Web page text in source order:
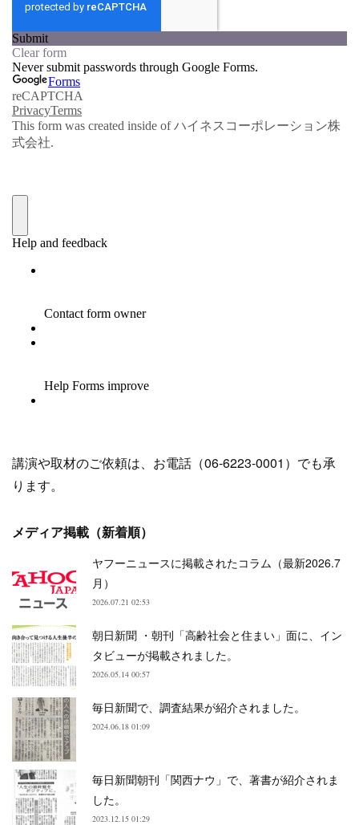
講演や取材のご依頼は、お電話（06-6223-0001）でも承
ります。
メディア掲載（新着順）
ヤフーニュースに掲載されたコラム（最新2026.7
月）
2026.07.21 02:53
朝日新聞 ・朝刊「高齢社会と住まい」面に、イン
タビューが掲載されました。
2026.05.14 00:57
毎日新聞で、調査結果が紹介されました。
2024.06.18 01:09
毎日新聞朝刊「関西ナウ」で、著書が紹介されま
した。
2023.12.15 01:29